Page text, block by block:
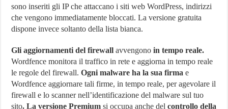
sono inseriti gli IP che attaccano i siti web WordPress, indirizzi
che vengono immediatamente bloccati. La versione gratuita
dispone invece soltanto della lista bianca.
Gli aggiornamenti del firewall avvengonoin tempo reale.
Wordfence monitora il traffico in rete e aggiorna in tempo reale
le regole del firewall.Ogni malware ha la sua firma e
Wordfence aggiornare tali firme, in tempo reale, per agevolare il
firewall e lo scanner nell’identificazione del malware sul tuo
sito. La versione Premium si occupa anche delcontrollo della